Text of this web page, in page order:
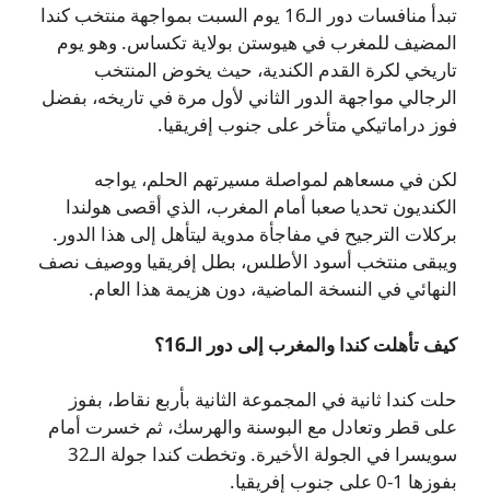
تبدأ منافسات دور الـ16 يوم السبت بمواجهة منتخب كندا
المضيف للمغرب في هيوستن بولاية تكساس. وهو يوم
تاريخي لكرة القدم الكندية، حيث يخوض المنتخب
الرجالي مواجهة الدور الثاني لأول مرة في تاريخه، بفضل
فوز دراماتيكي متأخر على جنوب إفريقيا.
لكن في مسعاهم لمواصلة مسيرتهم الحلم، يواجه
الكنديون تحديا صعبا أمام المغرب، الذي أقصى هولندا
بركلات الترجيح في مفاجأة مدوية ليتأهل إلى هذا الدور.
ويبقى منتخب أسود الأطلس، بطل إفريقيا ووصيف نصف
النهائي في النسخة الماضية، دون هزيمة هذا العام.
كيف تأهلت كندا والمغرب إلى دور الـ16؟
حلت كندا ثانية في المجموعة الثانية بأربع نقاط، بفوز
على قطر وتعادل مع البوسنة والهرسك، ثم خسرت أمام
سويسرا في الجولة الأخيرة. وتخطت كندا جولة الـ32
بفوزها 1-0 على جنوب إفريقيا.